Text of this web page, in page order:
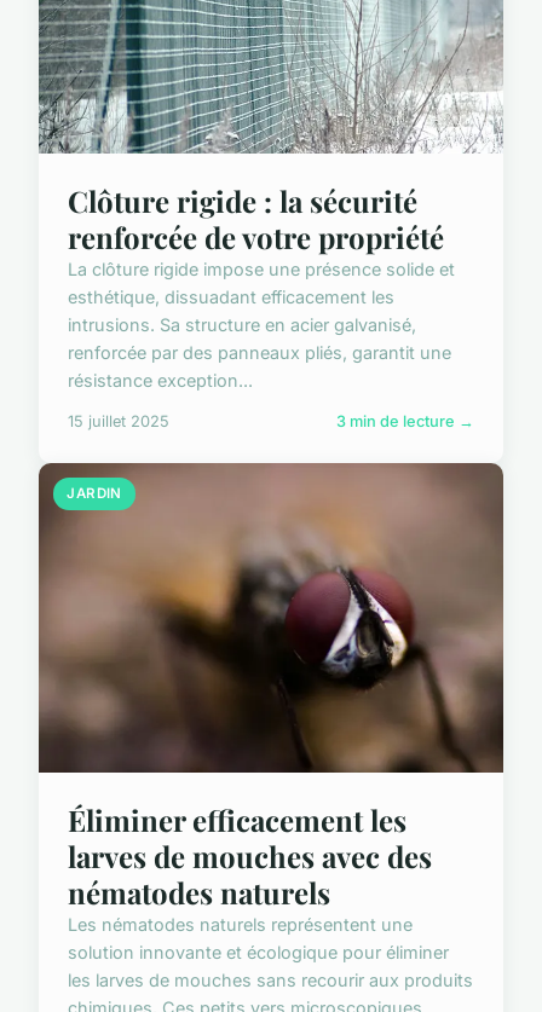
Clôture rigide : la sécurité
renforcée de votre propriété
La clôture rigide impose une présence solide et
esthétique, dissuadant efficacement les
intrusions. Sa structure en acier galvanisé,
renforcée par des panneaux pliés, garantit une
résistance exception...
15 juillet 2025 3 min de lecture →
JARDIN
Éliminer efficacement les
larves de mouches avec des
nématodes naturels
Les nématodes naturels représentent une
solution innovante et écologique pour éliminer
les larves de mouches sans recourir aux produits
chimiques. Ces petits vers microscopiques